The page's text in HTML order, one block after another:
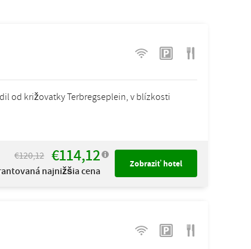
od križovatky Terbregseplein, v blízkosti
€120,12 €114,12
najnižšia cena
Zobraziť hotel